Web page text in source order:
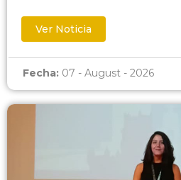
Ver Noticia
Fecha: 07 - August - 2026